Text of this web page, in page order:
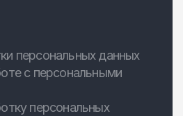
персональных данных
с персональными
персональных